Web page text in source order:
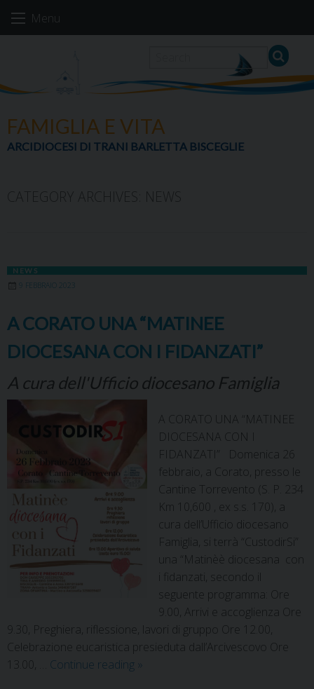
Menu
FAMIGLIA E VITA
ARCIDIOCESI DI TRANI BARLETTA BISCEGLIE
NEWS
9 FEBBRAIO 2023
A CORATO UNA “MATINEE
DIOCESANA CON I FIDANZATI”
A cura dell'Ufficio diocesano Famiglia
A CORATO UNA “MATINEE
DIOCESANA CON I
FIDANZATI” Domenica 26
febbraio, a Corato, presso le
Cantine Torrevento (S. P. 234
Km 10,600 , ex s.s. 170), a
cura dell’Ufficio diocesano
Famiglia, si terrà “CustodirSi”
una “Matinèè diocesana con
i fidanzati, secondo il
seguente programma: Ore
9.00, Arrivi e accoglienza Ore
9.30, Preghiera, riflessione, lavori di gruppo Ore 12.00,
Celebrazione eucaristica presieduta dall’Arcivescovo Ore
13.00, … Continue reading »